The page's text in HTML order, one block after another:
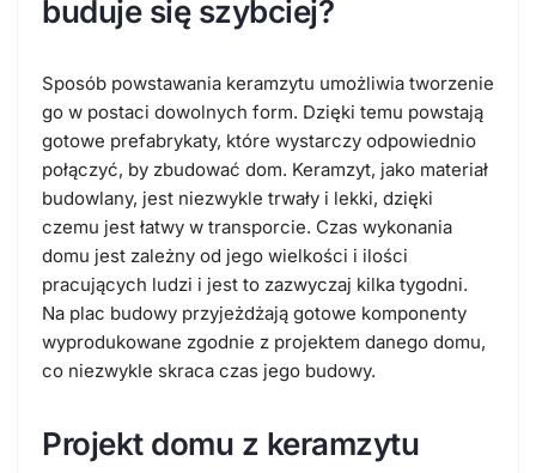
buduje się szybciej?
Sposób powstawania keramzytu umożliwia tworzenie
go w postaci dowolnych form. Dzięki temu powstają
gotowe prefabrykaty, które wystarczy odpowiednio
połączyć, by zbudować dom. Keramzyt, jako materiał
budowlany, jest niezwykle trwały i lekki, dzięki
czemu jest łatwy w transporcie. Czas wykonania
domu jest zależny od jego wielkości i ilości
pracujących ludzi i jest to zazwyczaj kilka tygodni.
Na plac budowy przyjeżdżają gotowe komponenty
wyprodukowane zgodnie z projektem danego domu,
co niezwykle skraca czas jego budowy.
Projekt domu z keramzytu